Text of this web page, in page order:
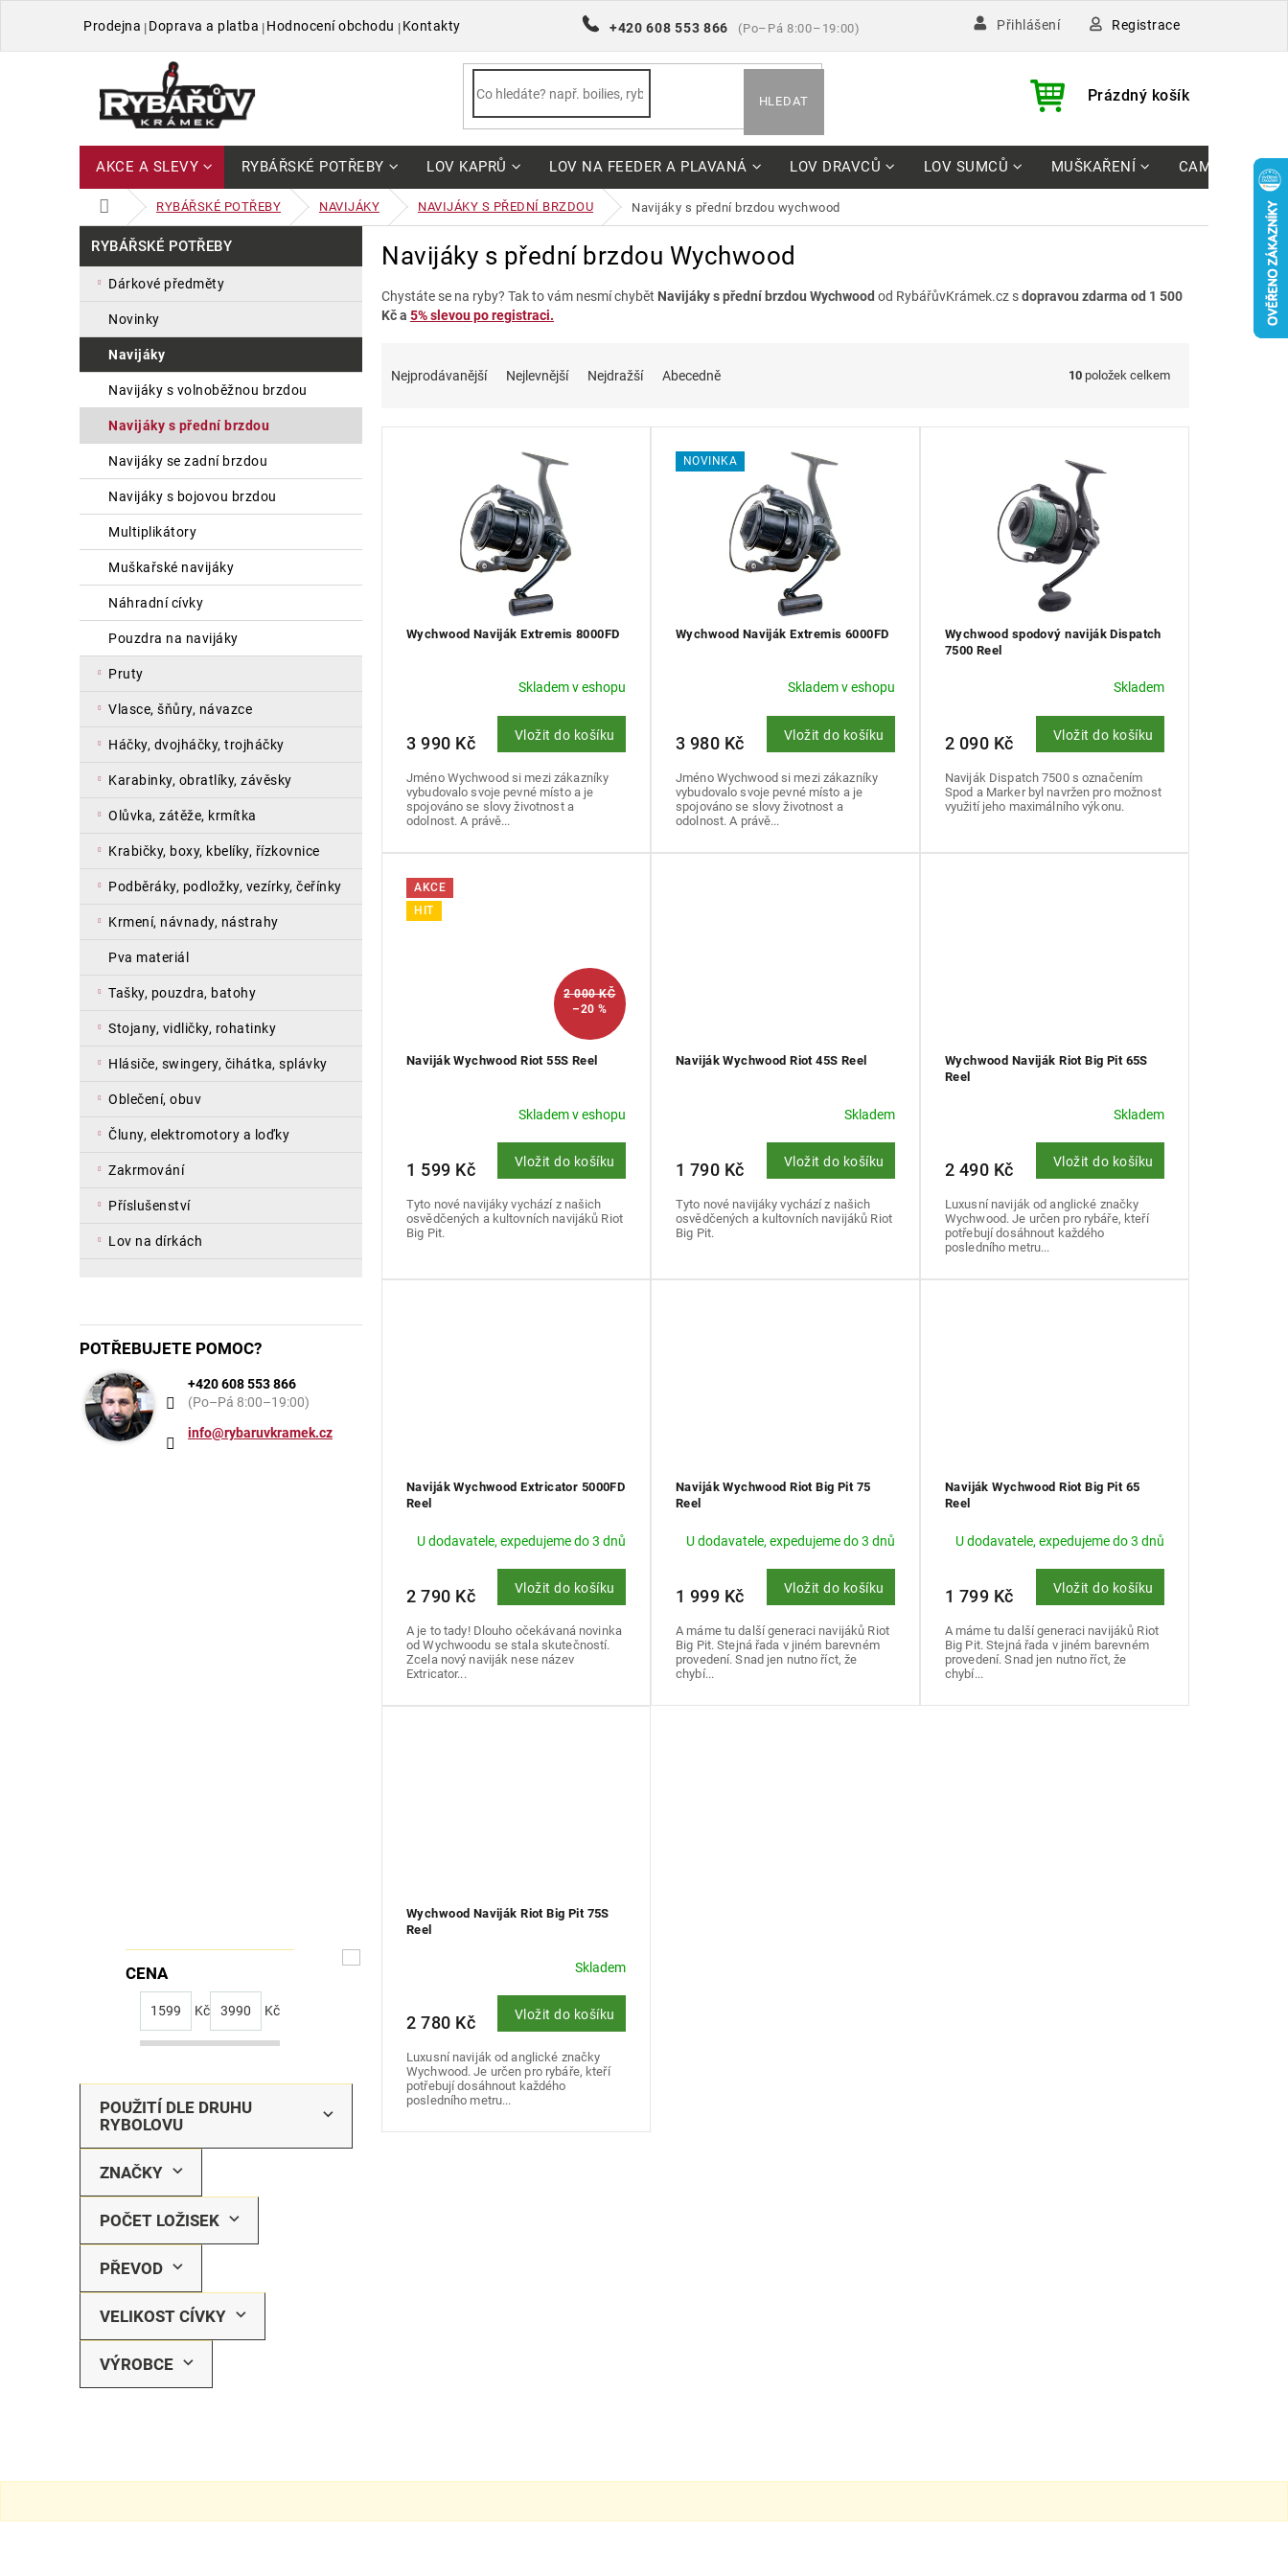
+420 608 553 866 (Po–Pá 8:00–19:00)
Prodejna Doprava a platba Hodnocení obchodu Kontakty Přihlášení Registrace
HLEDAT
NÁKUPNÍ
Prázdný košík
AKCE A SLEVY RYBÁŘSKÉ POTŘEBY LOV KAPRŮ LOV NA FEEDER A PLAVANÁ LOV DRAVCŮ LOV SUMCŮ MUŠKAŘENÍ CAMPING
DOMŮ RYBÁŘSKÉ POTŘEBY NAVIJÁKY NAVIJÁKY S PŘEDNÍ BRZDOU navijáky s přední brzdou wychwood
a
í
a
l
kategorie
RYBÁŘSKÉ POTŘEBY
dárkové předměty
novinky
navijáky
navijáky s volnoběžnou brzdou
navijáky s přední brzdou
navijáky se zadní brzdou
navijáky s bojovou brzdou
multiplikátory
muškařské navijáky
náhradní cívky
pouzdra na navijáky
pruty
vlasce, šňůry, návazce
háčky, dvojháčky, trojháčky
karabinky, obratlíky, závěsky
olůvka, zátěže, krmítka
krabičky, boxy, kbelíky, řízkovnice
podběráky, podložky, vezírky, čeřínky
krmení, návnady, nástrahy
pva materiál
tašky, pouzdra, batohy
stojany, vidličky, rohatinky
hlásiče, swingery, čihátka, splávky
oblečení, obuv
čluny, elektromotory a loďky
zakrmování
příslušenství
lov na dírkách
POTŘEBUJETE POMOC?
+420 608 553 866
(Po–Pá 8:00–19:00)
info@rybaruvkramek.cz
CENA
1599 Kč 3990 Kč
ZNAČKY
POČET LOŽISEK
POUŽITÍ DLE DRUHU
RYBOLOVU
PŘEVOD
VELIKOST CÍVKY
VÝROBCE
Navijáky s přední brzdou Wychwood
Chystáte se na ryby? Tak to vám nesmí chybět Navijáky s přední brzdou Wychwood od RybářůvKrámek.cz sdopravou zdarma od 1 500
Kč a 5% slevou po registraci.
Nejprodávanější Nejlevnější Nejdražší Abecedně 10 položek celkem
Wychwood Naviják Extremis 8000FD
Skladem v eshopu
3 990 Kč Vložit do košíku
Jméno Wychwood si mezi zákazníky
vybudovalo svoje pevné místo a je
spojováno se slovy životnost a
odolnost. A právě...
NOVINKA
Wychwood Naviják Extremis 6000FD
Skladem v eshopu
3 980 Kč Vložit do košíku
Jméno Wychwood si mezi zákazníky
vybudovalo svoje pevné místo a je
spojováno se slovy životnost a
odolnost. A právě...
Wychwood spodový naviják Dispatch
7500 Reel
Skladem
2 090 Kč Vložit do košíku
Naviják Dispatch 7500 s označením
Spod a Marker byl navržen pro možnost
využití jeho maximálního výkonu.
AKCE
HIT
2 000 KČ
–20 %
Naviják Wychwood Riot 55S Reel
Skladem v eshopu
1 599 Kč Vložit do košíku
Tyto nové navijáky vychází z našich
osvědčených a kultovních navijáků Riot
Big Pit.
Naviják Wychwood Riot 45S Reel
Skladem
1 790 Kč Vložit do košíku
Tyto nové navijáky vychází z našich
osvědčených a kultovních navijáků Riot
Big Pit.
Wychwood Naviják Riot Big Pit 65S
Reel
Skladem
2 490 Kč Vložit do košíku
Luxusní naviják od anglické značky
Wychwood. Je určen pro rybáře, kteří
potřebují dosáhnout každého
posledního metru...
Naviják Wychwood Extricator 5000FD
Reel
U dodavatele, expedujeme do 3 dnů
2 790 Kč Vložit do košíku
A je to tady! Dlouho očekávaná novinka
od Wychwoodu se stala skutečností.
Zcela nový naviják nese název
Extricator...
Naviják Wychwood Riot Big Pit 75
Reel
U dodavatele, expedujeme do 3 dnů
1 999 Kč Vložit do košíku
A máme tu další generaci navijáků Riot
Big Pit. Stejná řada v jiném barevném
provedení. Snad jen nutno říct, že
chybí...
Naviják Wychwood Riot Big Pit 65
Reel
U dodavatele, expedujeme do 3 dnů
1 799 Kč Vložit do košíku
A máme tu další generaci navijáků Riot
Big Pit. Stejná řada v jiném barevném
provedení. Snad jen nutno říct, že
chybí...
Wychwood Naviják Riot Big Pit 75S
Reel
Skladem
2 780 Kč Vložit do košíku
Luxusní naviják od anglické značky
Wychwood. Je určen pro rybáře, kteří
potřebují dosáhnout každého
posledního metru...
u